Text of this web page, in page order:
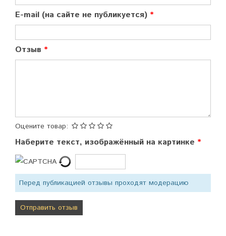
E-mail (на сайте не публикуется)
Отзыв
Оцените товар:
Наберите текст, изображённый на картинке
Перед публикацией отзывы проходят модерацию